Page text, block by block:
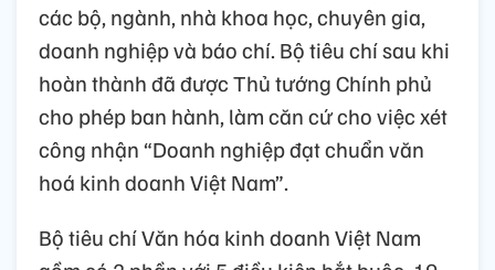
các bộ, ngành, nhà khoa học, chuyên gia,
doanh nghiệp và báo chí. Bộ tiêu chí sau khi
hoàn thành đã được Thủ tướng Chính phủ
cho phép ban hành, làm căn cứ cho việc xét
công nhận “Doanh nghiệp đạt chuẩn văn
hoá kinh doanh Việt Nam”.
Bộ tiêu chí Văn hóa kinh doanh Việt Nam